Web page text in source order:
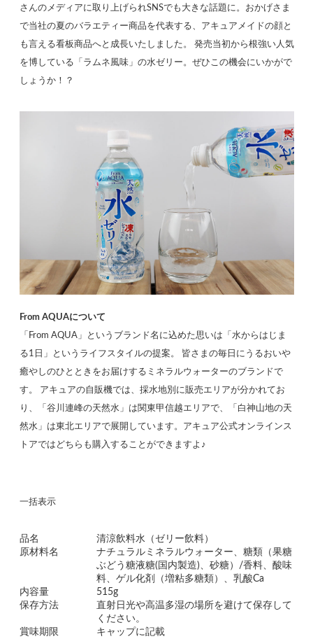
さんのメディアに取り上げられSNSでも大きな話題に。おかげさま
で当社の夏のバラエティー商品を代表する、アキュアメイドの顔と
も言える看板商品へと成長いたしました。 発売当初から根強い人気
を博している「ラムネ風味」の水ゼリー。ぜひこの機会にいかがで
しょうか！？
From AQUAについて
「From AQUA」というブランド名に込めた思いは「水からはじま
る1日」というライフスタイルの提案。 皆さまの毎日にうるおいや
癒やしのひとときをお届けするミネラルウォーターのブランドで
す。 アキュアの自販機では、採水地別に販売エリアが分かれてお
り、「谷川連峰の天然水」は関東甲信越エリアで、「白神山地の天
然水」は東北エリアで展開しています。アキュア公式オンラインス
トアではどちらも購入することができますよ♪
一括表示
品名
清涼飲料水（ゼリー飲料）
原材料名
ナチュラルミネラルウォーター、糖類（果糖
ぶどう糖液糖(国内製造)、砂糖）/香料、酸味
料、ゲル化剤（増粘多糖類）、乳酸Ca
内容量
515g
保存方法
直射日光や高温多湿の場所を避けて保存して
ください。
賞味期限
キャップに記載